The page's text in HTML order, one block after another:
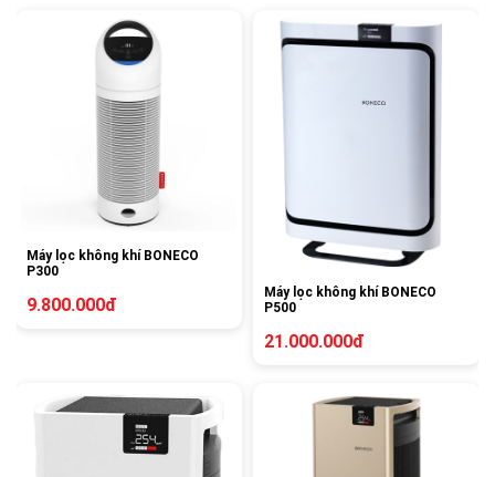
Máy lọc không khí BONECO
P300
9.800.000đ
Máy lọc không khí BONECO
P500
21.000.000đ